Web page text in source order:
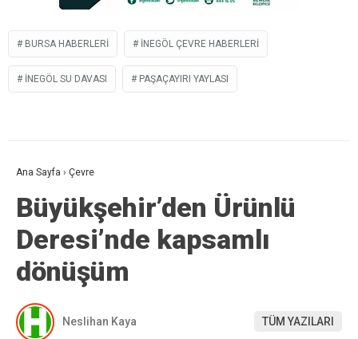
BURSA HABERLERI İNEGÖL ÇEVRE HABERLERI
İNEGÖL SU DAVASI PAŞAÇAYIRI YAYLASI
Ana Sayfa › Çevre
Büyükşehir’den Ürünlü
Deresi’nde kapsamlı
dönüşüm
Neslihan Kaya TÜM YAZILARI